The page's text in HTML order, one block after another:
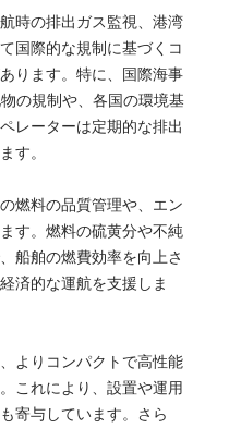
時の排出ガス監視、港湾
国際的な規制に基づくコ
ります。特に、国際海事
の規制や、各国の環境基
レーターは定期的な排出
す。
燃料の品質管理や、エン
す。燃料の硫黄分や不純
船舶の燃費効率を向上さ
済的な運航を支援しま
よりコンパクトで高性能
これにより、設置や運用
寄与しています。さら